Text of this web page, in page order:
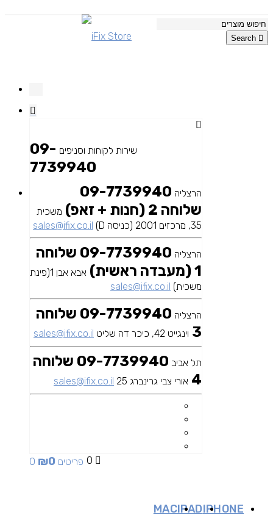
Search
שירות לקוחות וסניפים 09-
7739940
הרצליה 09-7739940
שלוחה 2 (חנות + זאפ)
משכית
35, מרכזים 2001 (כניסה D)
sales@ifix.co.il
הרצליה
09-7739940 שלוחה
1 (מעבדה ראשית)
אבא אבן 1(פינת
משכית) sales@ifix.co.il
הרצליה
09-7739940 שלוחה
3 וינגייט 42, כיכר דה שליט sales@ifix.co.il
תל אביב
09-7739940 שלוחה
4 אורי צבי גרינברג 25 sales@ifix.co.il
0 0 פריטים ₪0
IPHONE
IPAD
MAC